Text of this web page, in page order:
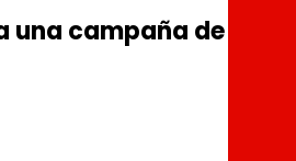
una campaña de